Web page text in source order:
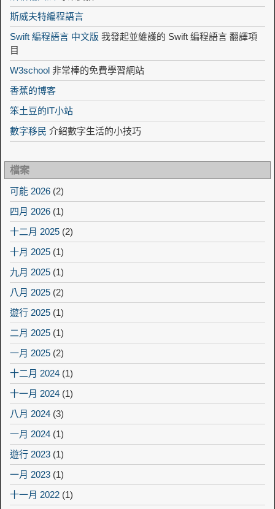
斯威夫特編程語言
Swift 編程語言 中文版 我發起並維護的 Swift 編程語言 翻譯項
目
W3school 非常棒的免費學習網站
香蕉的博客
笨土豆的IT小站
數字移民 介紹數字生活的小技巧
檔案
可能 2026 (2)
四月 2026 (1)
十二月 2025 (2)
十月 2025 (1)
九月 2025 (1)
八月 2025 (2)
遊行 2025 (1)
二月 2025 (1)
一月 2025 (2)
十二月 2024 (1)
十一月 2024 (1)
八月 2024 (3)
一月 2024 (1)
遊行 2023 (1)
一月 2023 (1)
十一月 2022 (1)